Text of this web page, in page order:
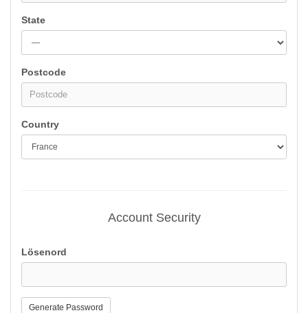
State
Postcode
Country
Account Security
Lösenord
Generate Password